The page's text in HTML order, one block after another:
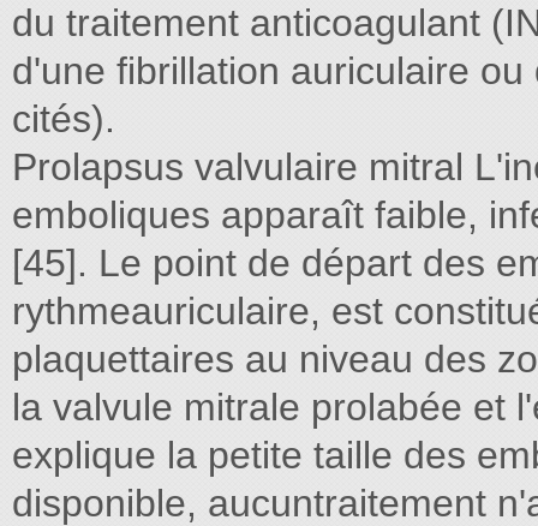
du traitement anticoagulant
d'une fibrillation auriculaire
cités).
Prolapsus valvulaire mitral
emboliques apparaît faible,
[45]. Le point de départ des
rythmeauriculaire, est
plaquettaires au niveau des
la valvule mitrale prolabée et
explique la petite taille des
disponible, aucuntraitement